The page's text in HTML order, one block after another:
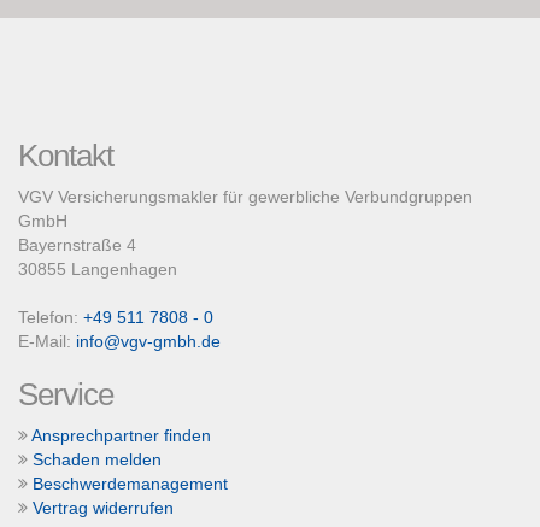
Kontakt
VGV Versicherungsmakler für gewerbliche Verbundgruppen
GmbH
Bayernstraße 4
30855 Langenhagen
Telefon: +49 511 7808 - 0
E-Mail: info@vgv-gmbh.de
Service
Ansprechpartner finden
Schaden melden
Beschwerdemanagement
Vertrag widerrufen